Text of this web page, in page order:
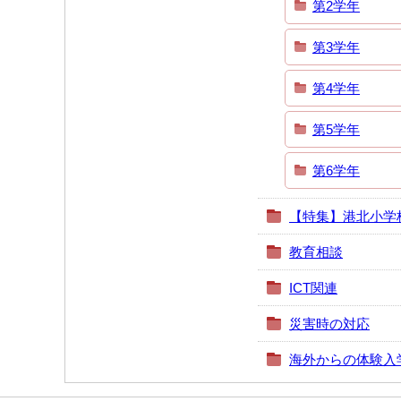
第2学年
第3学年
第4学年
第5学年
第6学年
【特集】港北小
教育相談
ICT関連
災害時の対応
海外からの体験入